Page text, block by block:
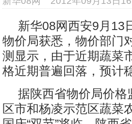
新华08网西安9月13
物价局获悉，物价部门
测显示，由于近期蔬菜
格近期普遍回落，预计
据陕西省物价局价
区市和杨凌示范区蔬菜